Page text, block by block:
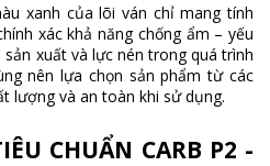
xanh của lõi ván chỉ mang tính
xác khả năng chống ẩm – yếu
xuất và lực nén trong quá trình
nên lựa chọn sản phẩm từ các
lượng và an toàn khi sử dụng.
CHUẨN CARB P2 -